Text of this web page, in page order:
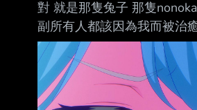
對 就是那隻兔子 那隻
副所有人都該因為我而被治
肚子疼老師說的一樣 不是所
亮 自以為是善意對一些人來
集就展現了 原本想繼續靠一
大家囉"來解決問題 結果只